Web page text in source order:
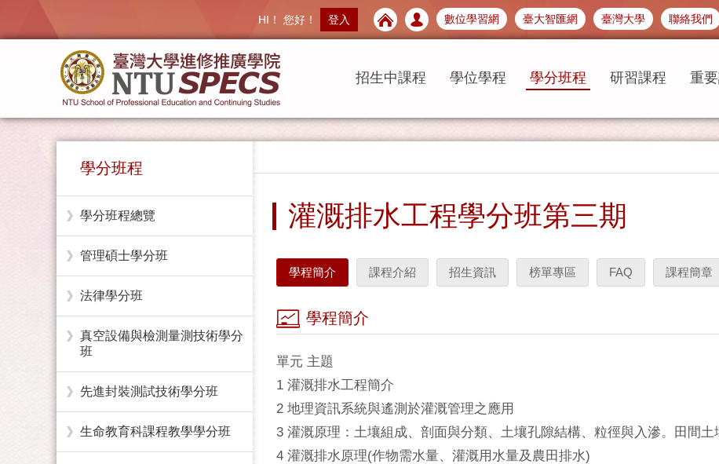
數位學習網 臺大智匯網 臺灣大學 聯絡我們
HI！ 您好！ 登入
招生中課程 學位學程 學分班程 研習課程 重
學分班程
學分班程總覽
管理碩士學分班
法律學分班
真空設備與檢測量測技術學分
班
先進封裝測試技術學分班
生命教育科課程教學學分班
灌溉排水工程學分班第三期
學程簡介 課程介紹 招生資訊 榜單專區 FAQ 課程簡章
學程簡介
單元 主題
1 灌溉排水工程簡介
2 地理資訊系統與遙測於灌溉管理之應用
3 灌溉原理：土壤組成、剖面與分類、土壤孔隙結構、粒徑與入滲。田間
4 灌溉排水原理(作物需水量、灌溉用水量及農田排水)